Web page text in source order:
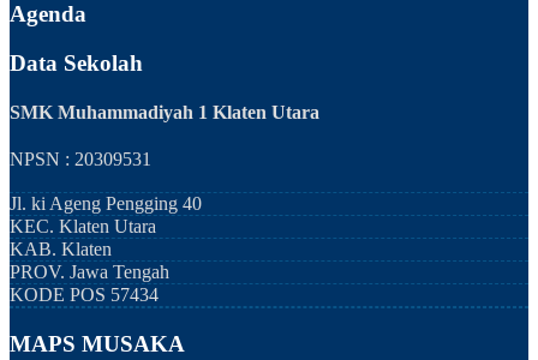
Agenda
Data Sekolah
SMK Muhammadiyah 1 Klaten Utara
NPSN : 20309531
Jl. ki Ageng Pengging 40
KEC. Klaten Utara
KAB. Klaten
PROV. Jawa Tengah
KODE POS 57434
MAPS MUSAKA